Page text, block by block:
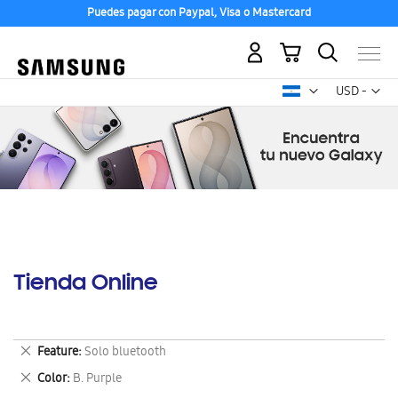
Puedes pagar con Paypal, Visa o Mastercard
USD -
dólar
Mi carrito
Tienda Online
Feature Solo bluetooth
Eliminar
este
artículo
Color B. Purple
Eliminar